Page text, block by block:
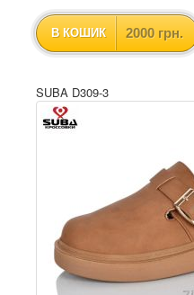
В КОШИК 2000 грн.
SUBA D309-3